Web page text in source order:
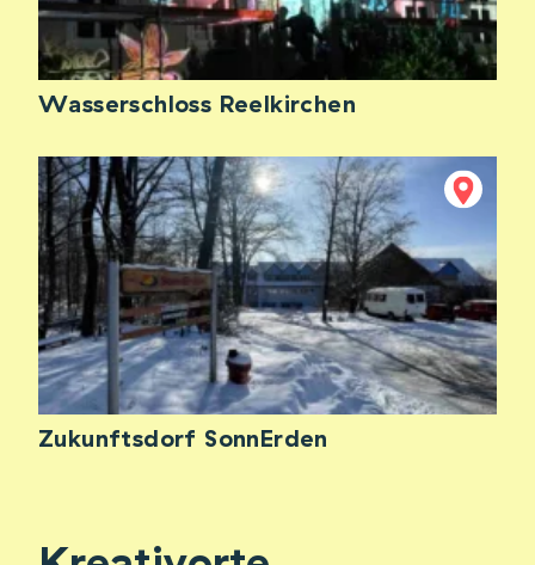
Wasserschloss Reelkirchen
Zukunftsdorf SonnErden